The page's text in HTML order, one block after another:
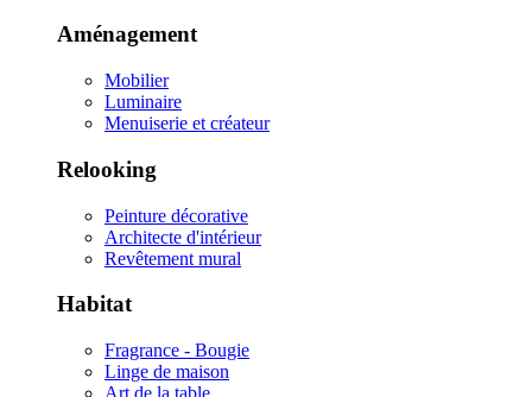
Aménagement
Mobilier
Luminaire
Menuiserie et créateur
Relooking
Peinture décorative
Architecte d'intérieur
Revêtement mural
Habitat
Fragrance - Bougie
Linge de maison
Art de la table